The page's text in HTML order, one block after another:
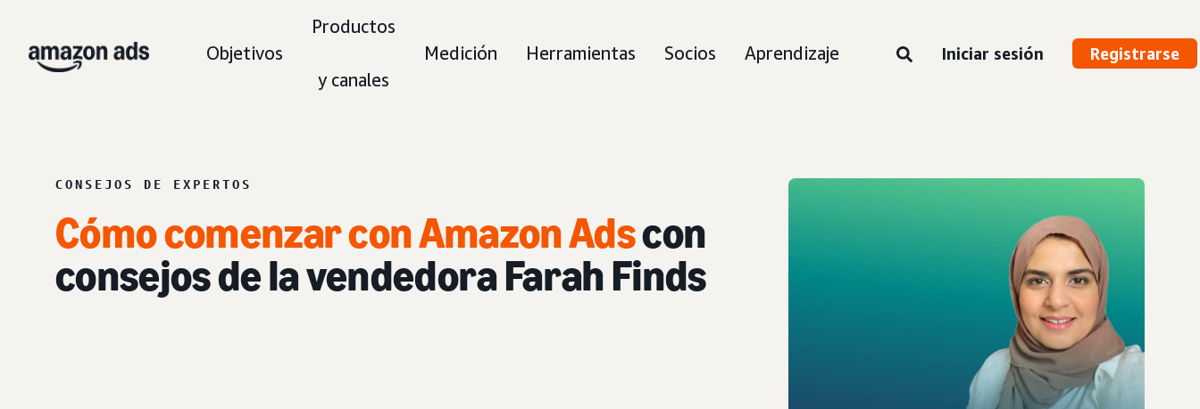
Objetivos
Productos
y canales
Medición Herramientas Socios Aprendizaje Iniciar sesión Registrarse
CONSEJOS DE EXPERTOS
Cómo comenzar con Amazon Adscon
consejos de la vendedora Farah Finds